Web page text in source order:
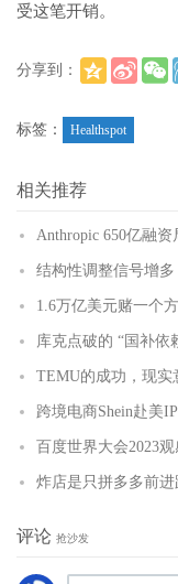
受这笔开销。
分享到：
标签：
Healthspot
相关推荐
Anthropic 650亿融
结构性调整信号增
1.6万亿美元赌一个
库克点破的 “国补
TEMU的成功，现实
跨境电商Shein赴美
百度世界大会2023
炸店是只拼多多前进
评论 抢沙发